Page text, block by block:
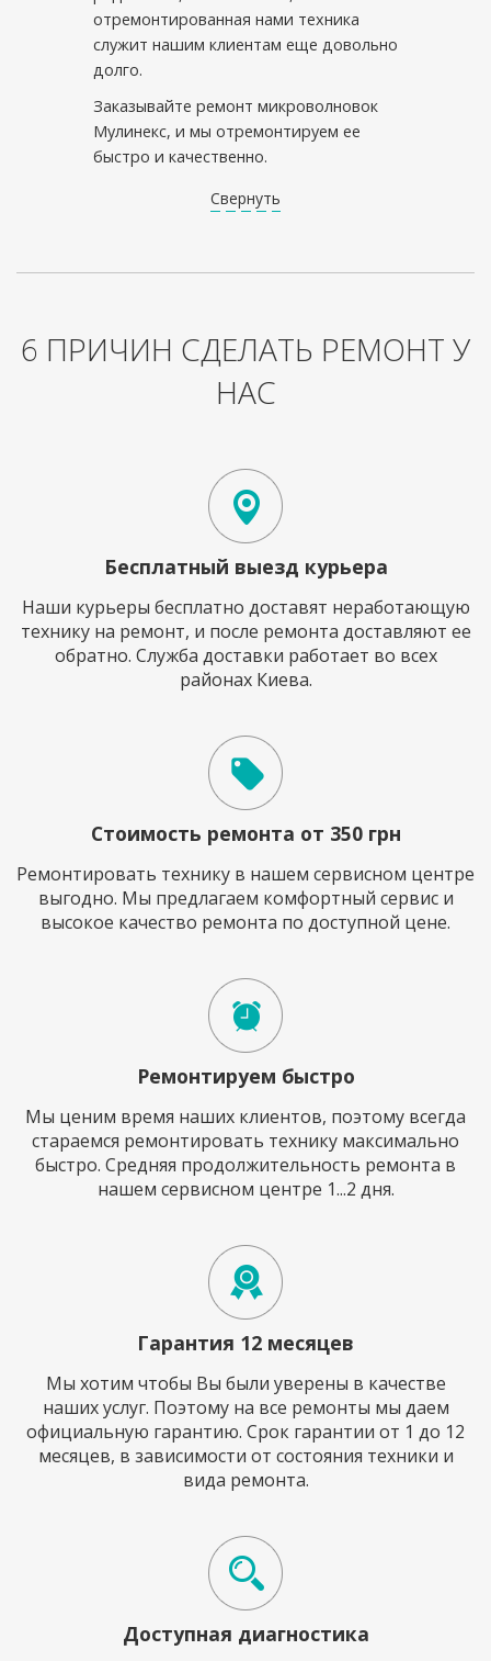
отремонтированная нами техника
служит нашим клиентам еще довольно
долго.
Заказывайте ремонт микроволновок
Мулинекс, и мы отремонтируем ее
быстро и качественно.
Свернуть
6 ПРИЧИН СДЕЛАТЬ РЕМОНТ У
НАС
Бесплатный выезд курьера
Наши курьеры бесплатно доставят неработающую
технику на ремонт, и после ремонта доставляют ее
обратно. Служба доставки работает во всех
районах Киева.
Стоимость ремонта от 350 грн
Ремонтировать технику в нашем сервисном центре
выгодно. Мы предлагаем комфортный сервис и
высокое качество ремонта по доступной цене.
Ремонтируем быстро
Мы ценим время наших клиентов, поэтому всегда
стараемся ремонтировать технику максимально
быстро. Средняя продолжительность ремонта в
нашем сервисном центре 1...2 дня.
Гарантия 12 месяцев
Мы хотим чтобы Вы были уверены в качестве
наших услуг. Поэтому на все ремонты мы даем
официальную гарантию. Срок гарантии от 1 до 12
месяцев, в зависимости от состояния техники и
вида ремонта.
Доступная диагностика